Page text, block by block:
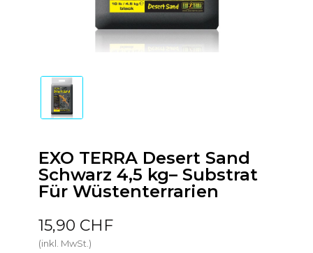
EXO TERRA Desert Sand
Schwarz 4,5 kg– Substrat
Für Wüstenterrarien
15,90 CHF
(inkl. MwSt.)